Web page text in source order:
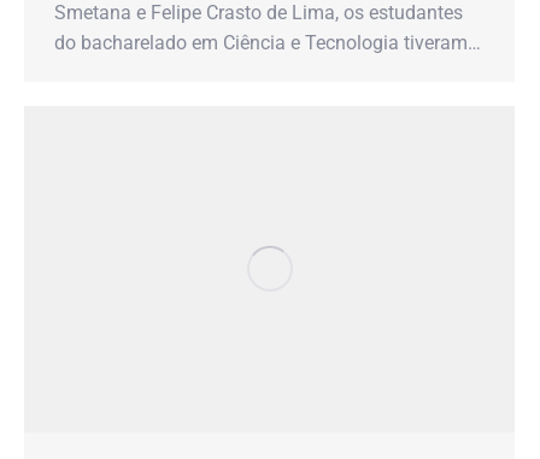
Smetana e Felipe Crasto de Lima, os estudantes
do bacharelado em Ciência e Tecnologia tiveram…